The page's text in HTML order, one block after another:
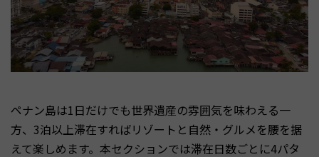
ペナン島は1日だけでも世界遺産の雰囲気を味わえる一
方、3泊以上滞在すればリゾートと自然・グルメを腰を据
えて楽しめます。本セクションでは滞在日数ごとに4パタ